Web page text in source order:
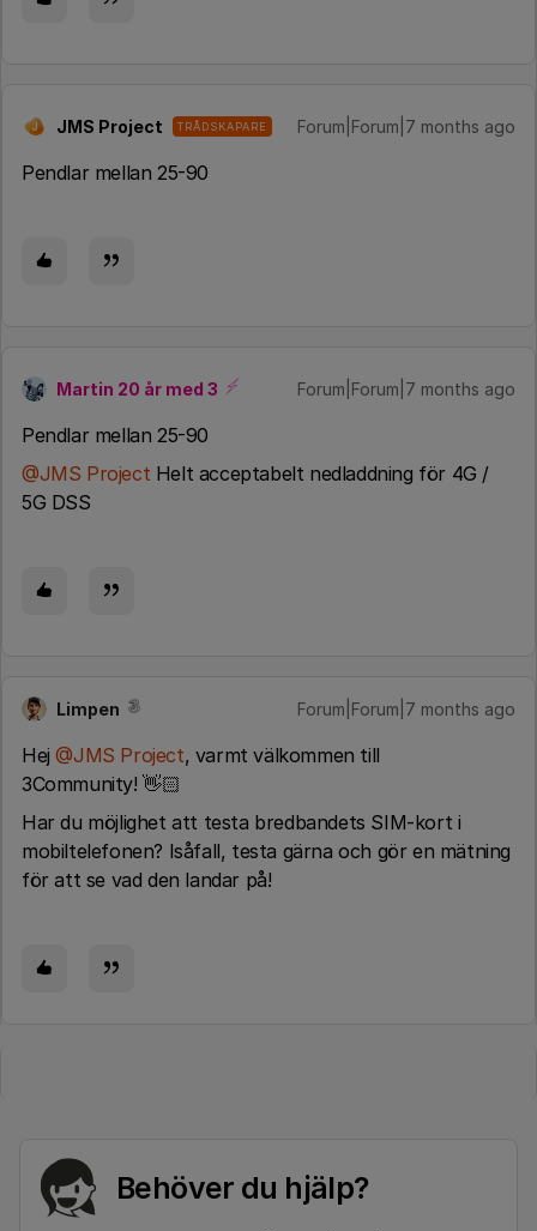
J JMS Project TRÅDSKAPARE Forum|Forum|7 months ago
Pendlar mellan 25-90
Martin 20 år med 3 Forum|Forum|7 months ago
Pendlar mellan 25-90
@JMS Project Helt acceptabelt nedladdning för 4G /
5G DSS
Limpen Forum|Forum|7 months ago
Hej ​@JMS Project, varmt välkommen till
3Community! 👋🏻
Har du möjlighet att testa bredbandets SIM-kort i
mobiltelefonen? Isåfall, testa gärna och gör en mätning
för att se vad den landar på!
Behöver du hjälp?